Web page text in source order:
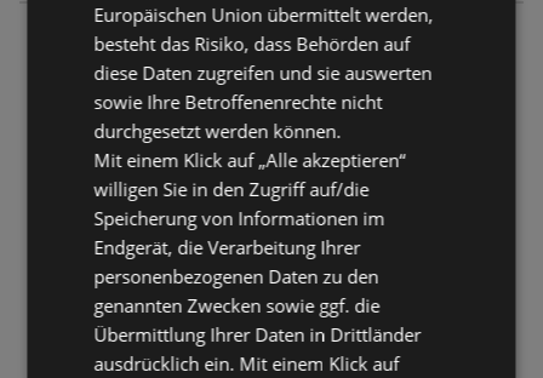
SONNENTOR "Unter'm Hollerbusch" in
Zwettl
Landstraße 5
3910 Zwettl
ANGEBOTE:
FLUGBLÄTTER:
ENTFERNUNG:
432,9 km
Jetzt geöffnet
Montag - Donnerstag
08:30-12:30 Uhr
14:00-18:00 Uhr
Europäischen Union übermittelt werden,
besteht das Risiko, dass Behörden auf
diese Daten zugreifen und sie auswerten
sowie Ihre Betroffenenrechte nicht
durchgesetzt werden können.
Mit einem Klick auf „Alle akzeptieren“
willigen Sie in den Zugriff auf/die
Speicherung von Informationen im
Endgerät, die Verarbeitung Ihrer
personenbezogenen Daten zu den
genannten Zwecken sowie ggf. die
Übermittlung Ihrer Daten in Drittländer
ausdrücklich ein. Mit einem Klick auf